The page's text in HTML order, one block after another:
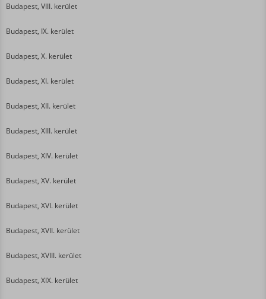
Budapest, VIII. kerület
Budapest, IX. kerület
Budapest, X. kerület
Budapest, XI. kerület
Budapest, XII. kerület
Budapest, XIII. kerület
Budapest, XIV. kerület
Budapest, XV. kerület
Budapest, XVI. kerület
Budapest, XVII. kerület
Budapest, XVIII. kerület
Budapest, XIX. kerület